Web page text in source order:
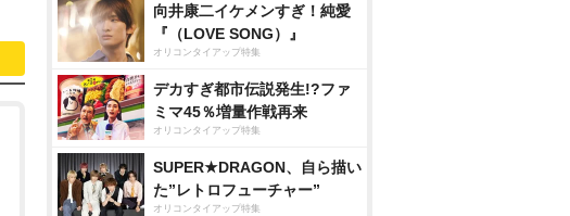
向井康二イケメンすぎ！純愛
『（LOVE SONG）』
オリコンタイアップ特集
デカすぎ都市伝説発生!?ファ
ミマ45％増量作戦再来
オリコンタイアップ特集
SUPER★DRAGON、自ら描い
た”レトロフューチャー”
オリコンタイアップ特集